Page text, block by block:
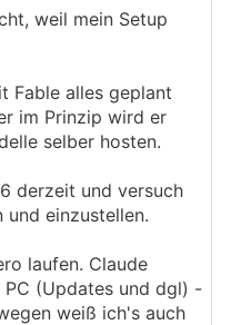
weil mein Setup
Fable alles geplant
im Prinzip wird er
selber hosten.
derzeit und versuch
und einzustellen.
laufen. Claude
(Updates und dgl) -
weiß ich's auch